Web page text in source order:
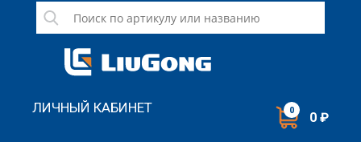
СЕРВИС
НОВОСТИ
ЛИЧНЫЙ КАБИНЕТ 0 0 ₽